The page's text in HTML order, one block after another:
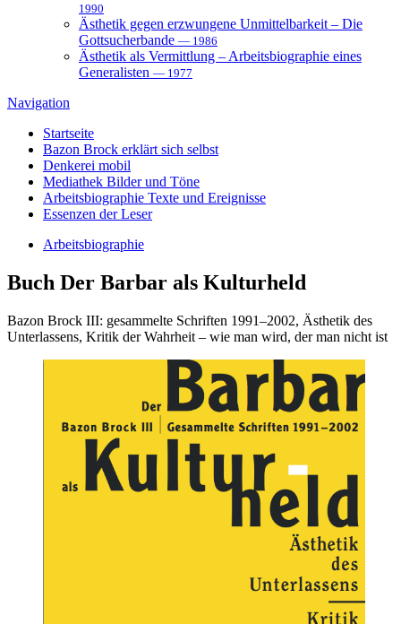
1990
Ästhetik gegen erzwungene Unmittelbarkeit – Die
Gottsucherbande — 1986
Ästhetik als Vermittlung – Arbeitsbiographie eines
Generalisten — 1977
Navigation
Startseite
Bazon Brock erklärt sich selbst
Denkerei mobil
Mediathek Bilder und Töne
Arbeitsbiographie Texte und Ereignisse
Essenzen der Leser
Arbeitsbiographie
Buch Der Barbar als Kulturheld
Bazon Brock III: gesammelte Schriften 1991–2002, Ästhetik des
Unterlassens, Kritik der Wahrheit – wie man wird, der man nicht ist